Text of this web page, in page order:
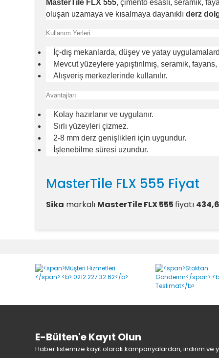
MasterTile FLX 555, çimento esaslı, seramik,
oluşan uzamaya ve kısalmaya dayanıklı derz
Kullanım Yerleri
İç-dış mekanlarda, düşey ve yatay
Mevcut yüzeylere yapıştırılmış, seramik,
Alışveriş merkezlerinde kullanılır.
Avantajları
Kolay hazırlanır ve uygulanır.
Sırlı yüzeyleri çizmez.
2-8 mm derz genişlikleri için uygundur.
İşlenebilme süresi uzundur.
MasterTile FLX 555 Fiyat
Sika markalı MasterTile FLX 555 fiyatı
E-Bülten'e Kayıt Olun
Haber listemize kayıt olarak kampanyalardan, indirim ve